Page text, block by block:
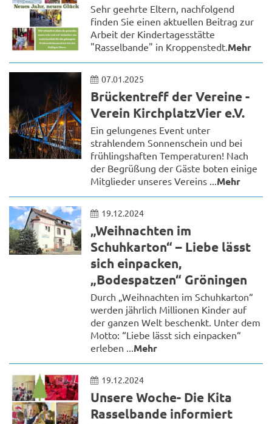
Sehr geehrte Eltern, nachfolgend
finden Sie einen aktuellen Beitrag zur
Arbeit der Kindertagesstätte
"Rasselbande" in Kroppenstedt.Mehr
07.01.2025
Brückentreff der Vereine -
Verein KirchplatzVier e.V.
Ein gelungenes Event unter
strahlendem Sonnenschein und bei
frühlingshaften Temperaturen! Nach
der Begrüßung der Gäste boten einige
Mitglieder unseres Vereins ...Mehr
19.12.2024
„Weihnachten im
Schuhkarton“ – Liebe lässt
sich einpacken,
„Bodespatzen“ Gröningen
Durch „Weihnachten im Schuhkarton“
werden jährlich Millionen Kinder auf
der ganzen Welt beschenkt. Unter dem
Motto: “Liebe lässt sich einpacken“
erleben ...Mehr
19.12.2024
Unsere Woche- Die Kita
Rasselbande informiert